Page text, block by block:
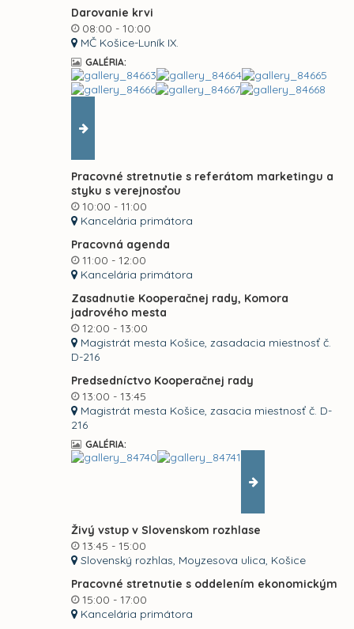
Darovanie krvi
08:00 - 10:00
MČ Košice-Luník IX.
GALÉRIA:
Pracovné stretnutie s referátom marketingu a
styku s verejnosťou
10:00 - 11:00
Kancelária primátora
Pracovná agenda
11:00 - 12:00
Kancelária primátora
Zasadnutie Kooperačnej rady, Komora
jadrového mesta
12:00 - 13:00
Magistrát mesta Košice, zasadacia miestnosť č.
D-216
Predsedníctvo Kooperačnej rady
13:00 - 13:45
Magistrát mesta Košice, zasacia miestnosť č. D-
216
GALÉRIA:
Živý vstup v Slovenskom rozhlase
13:45 - 15:00
Slovenský rozhlas, Moyzesova ulica, Košice
Pracovné stretnutie s oddelením ekonomickým
15:00 - 17:00
Kancelária primátora